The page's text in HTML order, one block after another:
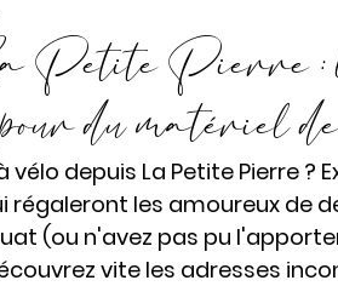
Petite Pierre :
du matériel
depuis La Petite Pierre ?
les amoureux de
(ou n'avez pas pu
vite les adresses